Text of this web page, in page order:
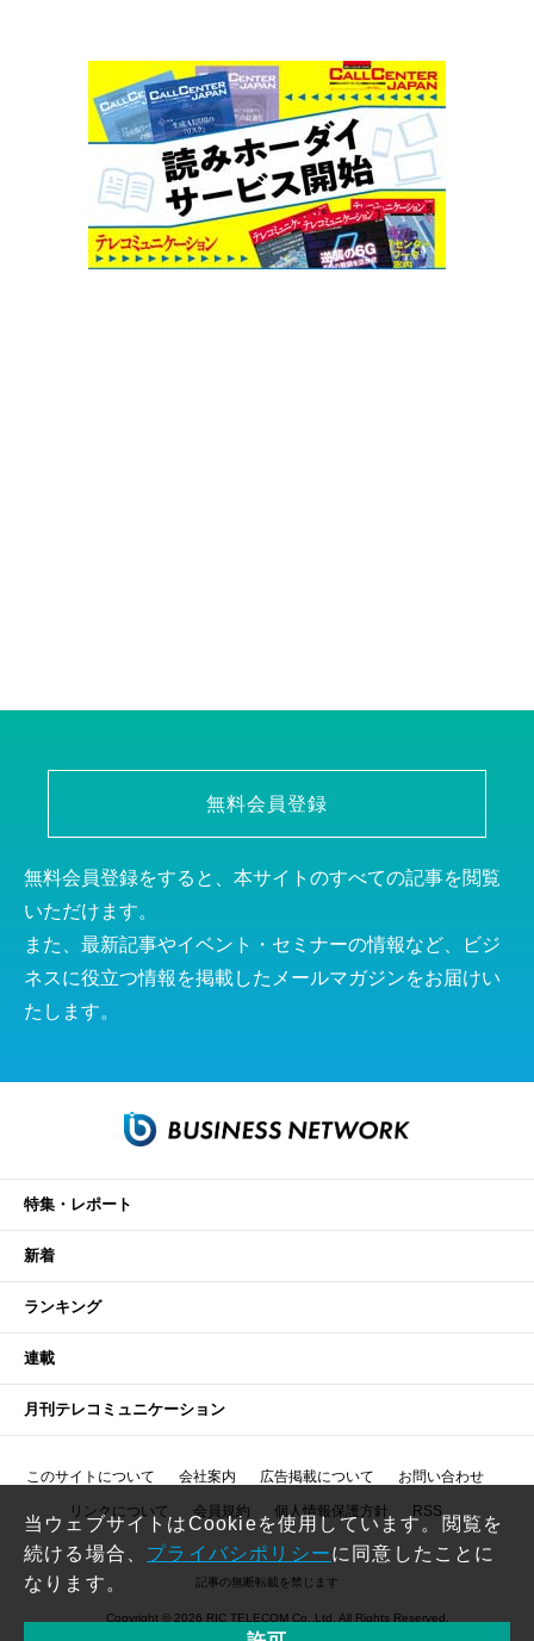
無料会員登録
無料会員登録をすると、本サイトのすべての記事を閲覧
いただけます。
また、最新記事やイベント・セミナーの情報など、ビジ
ネスに役立つ情報を掲載したメールマガジンをお届けい
たします。
特集・レポート
新着
ランキング
連載
月刊テレコミュニケーション
このサイトについて 会社案内 広告掲載について お問い合わせ
リンクについて 会員規約 個人情報保護方針 RSS
記事の無断転載を禁じます
Copyright © 2026 RIC TELECOM Co.,Ltd. All Rights Reserved.
当ウェブサイトはCookieを使用しています。閲覧を
続ける場合、 プライバシポリシーに同意したことに
なります。